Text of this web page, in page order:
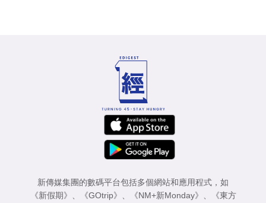
新傳媒集團的數碼平台包括多個網站和應用程式，如
《新假期》
《GOtrip》 《NM+新Monday》
《東方